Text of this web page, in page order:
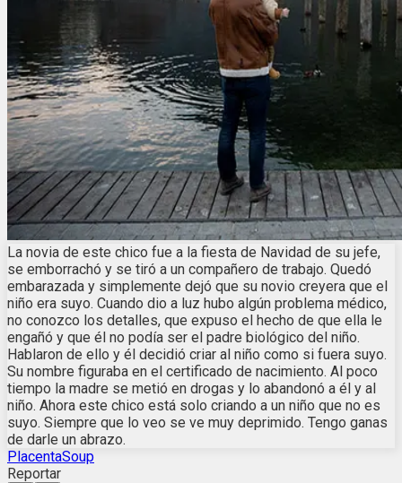
La novia de este chico fue a la fiesta de Navidad de su jefe,
se emborrachó y se tiró a un compañero de trabajo. Quedó
embarazada y simplemente dejó que su novio creyera que el
niño era suyo. Cuando dio a luz hubo algún problema médico,
no conozco los detalles, que expuso el hecho de que ella le
engañó y que él no podía ser el padre biológico del niño.
Hablaron de ello y él decidió criar al niño como si fuera suyo.
Su nombre figuraba en el certificado de nacimiento. Al poco
tiempo la madre se metió en drogas y lo abandonó a él y al
niño. Ahora este chico está solo criando a un niño que no es
suyo. Siempre que lo veo se ve muy deprimido. Tengo ganas
de darle un abrazo.
PlacentaSoup
Reportar